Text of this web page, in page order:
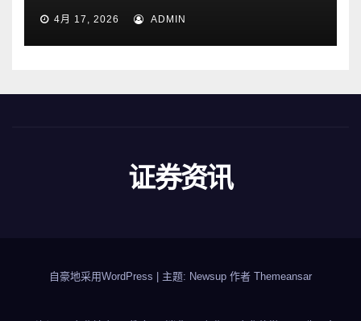
4月 17, 2026 ADMIN
证券资讯
自豪地采用WordPress 主题: Newsup 作者 Themeansar